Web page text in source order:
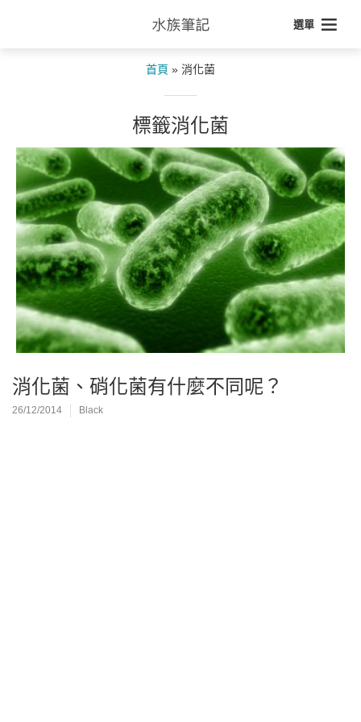
選單
首頁 » 消化菌
標籤消化菌
消化菌、硝化菌有什麼不同呢？
26/12/2014 Black